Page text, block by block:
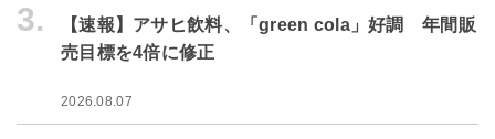
3.
【速報】アサヒ飲料、「green cola」好調 年間販
売目標を4倍に修正
2026.08.07